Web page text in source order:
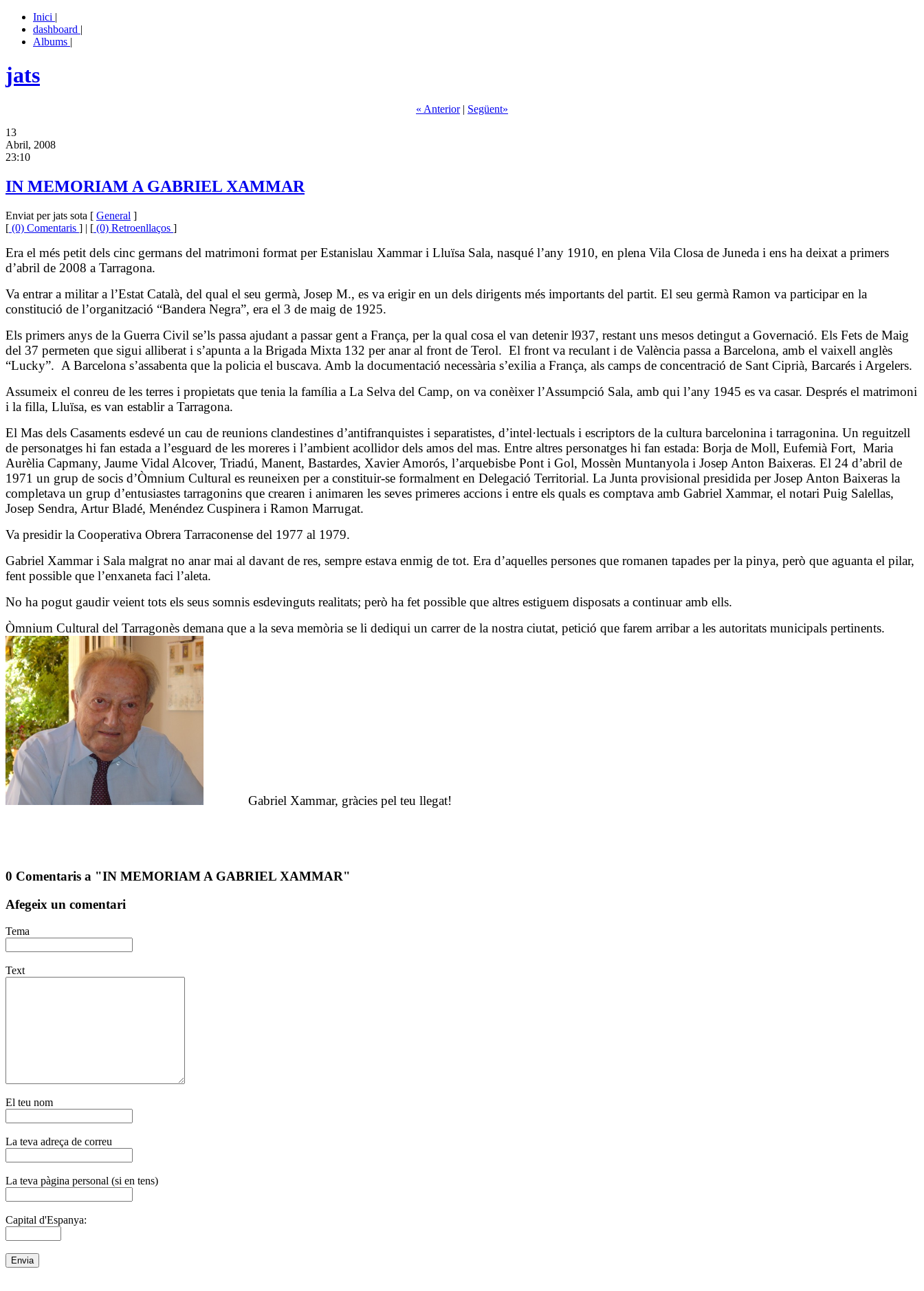
Inici |
dashboard |
Albums |
jats
« Anterior| Següent»
13
Abril, 2008
23:10
IN MEMORIAM A GABRIEL XAMMAR
Enviat per jats sota [ General ]
[ (0) Comentaris ] | [ (0) Retroenllaços ]
Era el més petit dels cinc germans del matrimoni format per Estanislau Xammar i Lluïsa Sala, nasqué l’any 1910, en plena Vila Closa de Juneda i ens ha deixat a primers
d’abril de 2008 a Tarragona.
Va entrar a militar a l’Estat Català, del qual el seu germà, Josep M., es va erigir en un dels dirigents més importants del partit. El seu germà Ramon va participar en la
constitució de l’organització “Bandera Negra”, era el 3 de maig de 1925.
Els primers anys de la Guerra Civil se’ls passa ajudant a passar gent a França, per la qual cosa el van detenir l937, restant uns mesos detingut a Governació. Els Fets de Maig
del 37 permeten que sigui alliberat i s’apunta a la Brigada Mixta 132 per anar al front de Terol. El front va reculant i de València passa a Barcelona, amb el vaixell anglès
“Lucky”. A Barcelona s’assabenta que la policia el buscava. Amb la documentació necessària s’exilia a França, als camps de concentració de Sant Ciprià, Barcarés i Argelers.
Assumeix el conreu de les terres i propietats que tenia la família a La Selva del Camp, on va conèixer l’Assumpció Sala, amb qui l’any 1945 es va casar. Després el matrimoni
i la filla, Lluïsa, es van establir a Tarragona.
El Mas dels Casaments esdevé un cau de reunions clandestines d’antifranquistes i separatistes, d’intel·lectuals i escriptors de la cultura barcelonina i tarragonina. Un reguitzell
de personatges hi fan estada a l’esguard de les moreres i l’ambient acollidor dels amos del mas. Entre altres personatges hi fan estada: Borja de Moll, Eufemià Fort, Maria
Aurèlia Capmany, Jaume Vidal Alcover, Triadú, Manent, Bastardes, Xavier Amorós, l’arquebisbe Pont i Gol, Mossèn Muntanyola i Josep Anton Baixeras. El 24 d’abril de
1971 un grup de socis d’Òmnium Cultural es reuneixen per a constituir-se formalment en Delegació Territorial. La Junta provisional presidida per Josep Anton Baixeras la
completava un grup d’entusiastes tarragonins que crearen i animaren les seves primeres accions i entre els quals es comptava amb Gabriel Xammar, el notari Puig Salellas,
Josep Sendra, Artur Bladé, Menéndez Cuspinera i Ramon Marrugat.
Va presidir la Cooperativa Obrera Tarraconense del 1977 al 1979.
Gabriel Xammar i Sala malgrat no anar mai al davant de res, sempre estava enmig de tot. Era d’aquelles persones que romanen tapades per la pinya, però que aguanta el pilar,
fent possible que l’enxaneta faci l’aleta.
No ha pogut gaudir veient tots els seus somnis esdevinguts realitats; però ha fet possible que altres estiguem disposats a continuar amb ells.
Òmnium Cultural del Tarragonès demana que a la seva memòria se li dediqui un carrer de la nostra ciutat, petició que farem arribar a les autoritats municipals pertinents.
Gabriel Xammar, gràcies pel teu llegat!
0 Comentaris a "IN MEMORIAM A GABRIEL XAMMAR"
Afegeix un comentari
Tema
Text
El teu nom
La teva adreça de correu
La teva pàgina personal (si en tens)
Capital d'Espanya: